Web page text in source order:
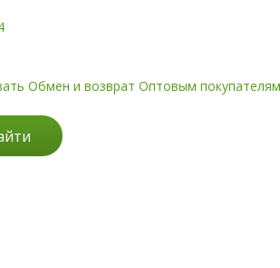
Обмен и возврат Оптовым покупателям